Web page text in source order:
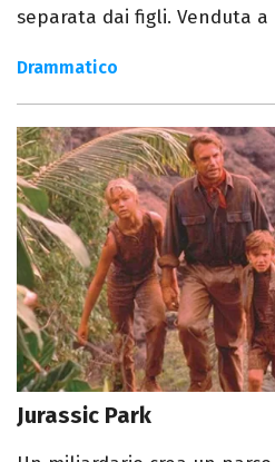
separata dai figli. Venduta a
Drammatico
Jurassic Park